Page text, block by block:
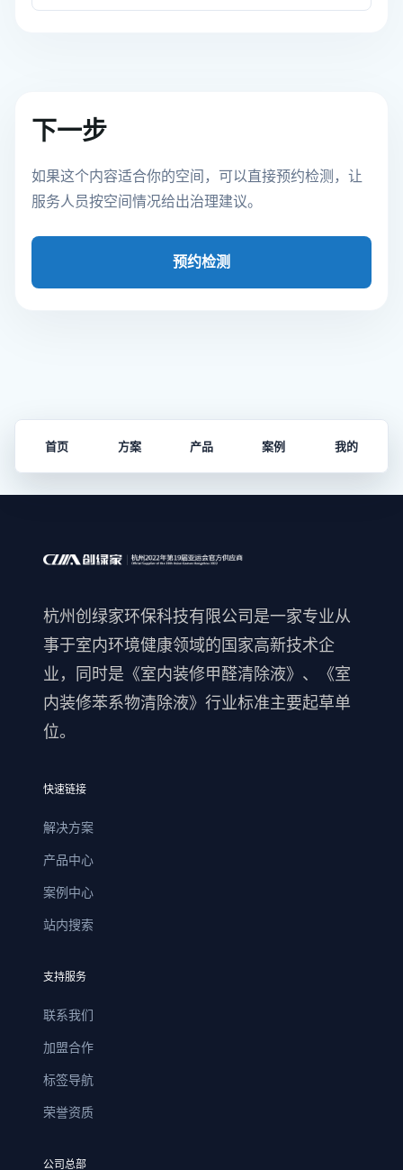
下一步
如果这个内容适合你的空间，可以直接预约检测，让
服务人员按空间情况给出治理建议。
预约检测
首页 方案 产品 案例 我的
杭州创绿家环保科技有限公司是一家专业从
事于室内环境健康领域的国家高新技术企
业，同时是《室内装修甲醛清除液》、《室
内装修苯系物清除液》行业标准主要起草单
位。
快速链接
解决方案
产品中心
案例中心
站内搜索
支持服务
联系我们
加盟合作
标签导航
荣誉资质
公司总部